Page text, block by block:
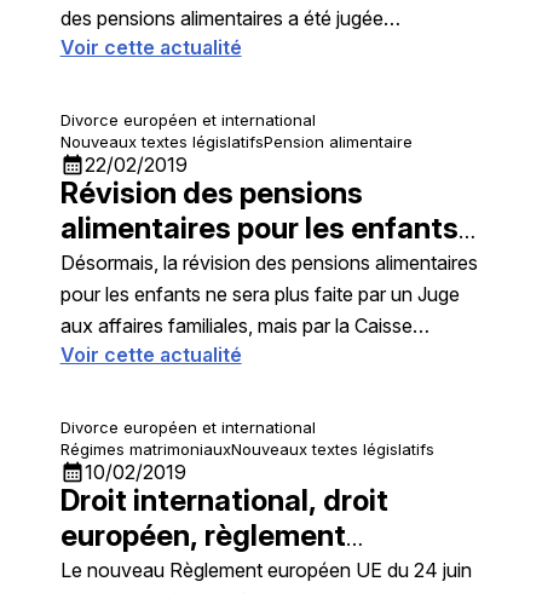
des pensions alimentaires a été jugée
inconstitutionnelle par le Conseil Constitutionnel,
affaires familiales
Voir cette actualité
Divorce européen et international
Nouveaux textes législatifsPension alimentaire
calendar_month22/02/2019
Révision des pensions
alimentaires pour les enfants:
suppression du Juge
Désormais, la révision des pensions alimentaires
pour les enfants ne sera plus faite par un Juge
aux affaires familiales, mais par la Caisse
d'allocations familiales, ce qui posera problème
Voir cette actualité
Divorce européen et international
Régimes matrimoniauxNouveaux textes législatifs
calendar_month10/02/2019
Droit international, droit
européen, règlement
européen, régimes
Le nouveau Règlement européen UE du 24 juin